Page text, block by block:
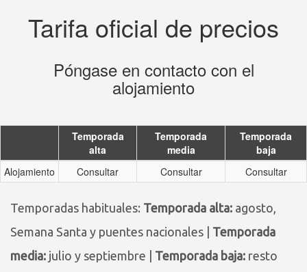
Tarifa oficial de precios
Póngase en contacto con el
alojamiento
Temporada
alta
Temporada
media
Temporada
baja
Alojamiento
Consultar Consultar Consultar
Temporadas habituales: Temporada alta: agosto,
Semana Santa y puentes nacionales | Temporada
media: julio y septiembre | Temporada baja: resto